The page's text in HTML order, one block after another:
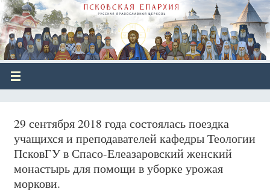
29 сентября 2018 года состоялась поездка
учащихся и преподавателей кафедры Теологии
ПсковГУ в Спасо-Елеазаровский женский
монастырь для помощи в уборке урожая
моркови.